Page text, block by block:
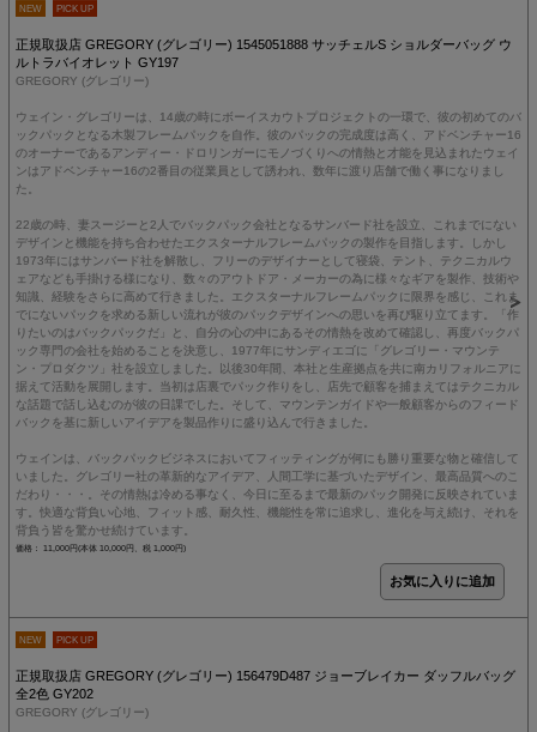
NEW PICK UP
正規取扱店 GREGORY (グレゴリー) 1545051888 サッチェルS ショルダーバッグ ウ
ルトラバイオレット GY197
GREGORY (グレゴリー)
ウェイン・グレゴリーは、14歳の時にボーイスカウトプロジェクトの一環で、彼の初めてのバ
ックパックとなる木製フレームパックを自作。彼のパックの完成度は高く、アドベンチャー16
のオーナーであるアンディー・ドロリンガーにモノづくりへの情熱と才能を見込まれたウェイ
ンはアドベンチャー16の2番目の従業員として誘われ、数年に渡り店舗で働く事になりまし
た。
22歳の時、妻スージーと2人でバックパック会社となるサンバード社を設立、これまでにない
デザインと機能を持ち合わせたエクスターナルフレームパックの製作を目指します。しかし
1973年にはサンバード社を解散し、フリーのデザイナーとして寝袋、テント、テクニカルウ
ェアなども手掛ける様になり、数々のアウトドア・メーカーの為に様々なギアを製作、技術や
知識、経験をさらに高めて行きました。エクスターナルフレームパックに限界を感じ、これま
でにないパックを求める新しい流れが彼のパックデザインへの思いを再び駆り立てます。「作
りたいのはバックパックだ」と、自分の心の中にあるその情熱を改めて確認し、再度バックパ
ック専門の会社を始めることを決意し、1977年にサンディエゴに「グレゴリー・マウンテ
ン・プロダクツ」社を設立しました。以後30年間、本社と生産拠点を共に南カリフォルニアに
据えて活動を展開します。当初は店裏でパック作りをし、店先で顧客を捕まえてはテクニカル
な話題で話し込むのが彼の日課でした。そして、マウンテンガイドや一般顧客からのフィード
バックを基に新しいアイデアを製品作りに盛り込んで行きました。
ウェインは、バックパックビジネスにおいてフィッティングが何にも勝り重要な物と確信して
いました。グレゴリー社の革新的なアイデア、人間工学に基づいたデザイン、最高品質へのこ
だわり・・・。その情熱は冷める事なく、今日に至るまで最新のパック開発に反映されていま
す。快適な背負い心地、フィット感、耐久性、機能性を常に追求し、進化を与え続け、それを
背負う皆を驚かせ続けています。
価格： 11,000円(本体 10,000円、税 1,000円)
NEW PICK UP
正規取扱店 GREGORY (グレゴリー) 156479D487 ジョーブレイカー ダッフルバッグ
全2色 GY202
GREGORY (グレゴリー)